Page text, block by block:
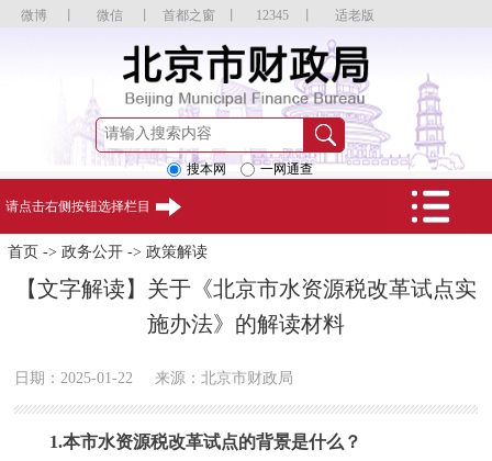
微博 微信 12345 适老版
首都之窗
搜本网 一网通查
请点击右侧按钮选择栏目
首页 -> 政务公开-> 政策解读
【文字解读】关于《北京市水资源税改革试点实
施办法》的解读材料
日期：2025-01-22 来源：北京市财政局
1.本市水资源税改革试点的背景是什么？